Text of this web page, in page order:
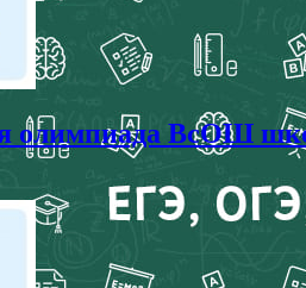
олимпиада ВсОШ